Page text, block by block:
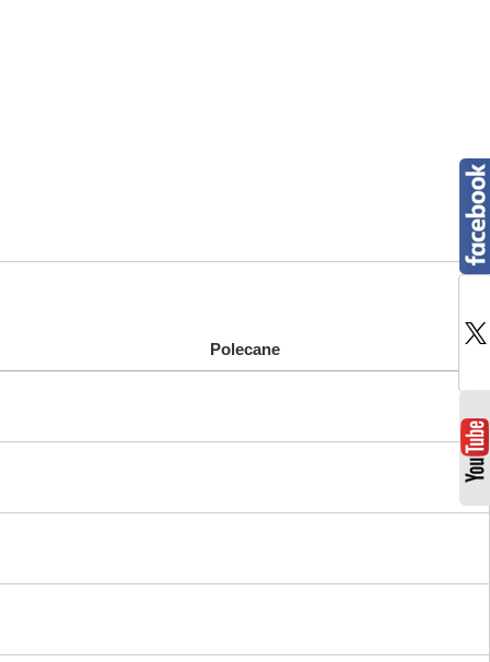
Polecane